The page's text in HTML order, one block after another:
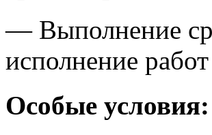
— Выполнение
исполнение
Особые условия: